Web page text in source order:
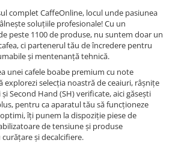
complet CaffeOnline, locul unde pasiunea
soluțiile profesionale! Cu un
peste 1100 de produse, nu suntem doar un
ci partenerul tău de încredere pentru
și mentenanță tehnică.
unei cafele boabe premium cu note
explorezi selecția noastră de ceaiuri, râșnițe
Second Hand (SH) verificate, aici găsești
pentru ca aparatul tău să funcționeze
îți punem la dispoziție piese de
de tensiune și produse
și decalcifiere.